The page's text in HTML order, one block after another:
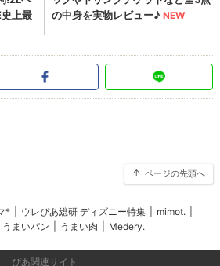
ページの先頭へ
* ウレぴあ総研 ディズニー特集 mimot.
うまいパン うまい肉 Medery.
ぴあ関連サイト